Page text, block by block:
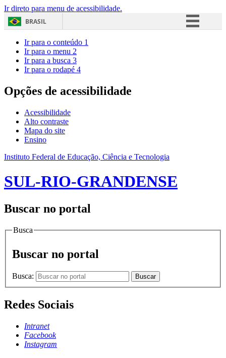
Ir direto para menu de acessibilidade.
BRASIL
Acesso à informação
Ir para o conteúdo 1
Ir para o menu 2
Ir para a busca 3
Ir para o rodapé 4
Opções de acessibilidade
Acessibilidade
Alto contraste
Mapa do site
Ensino
Instituto Federal de Educação, Ciência e Tecnologia
SUL-RIO-GRANDENSE
Buscar no portal
Busca
Buscar no portal
Busca: Buscar
Redes Sociais
Intranet
Facebook
Instagram